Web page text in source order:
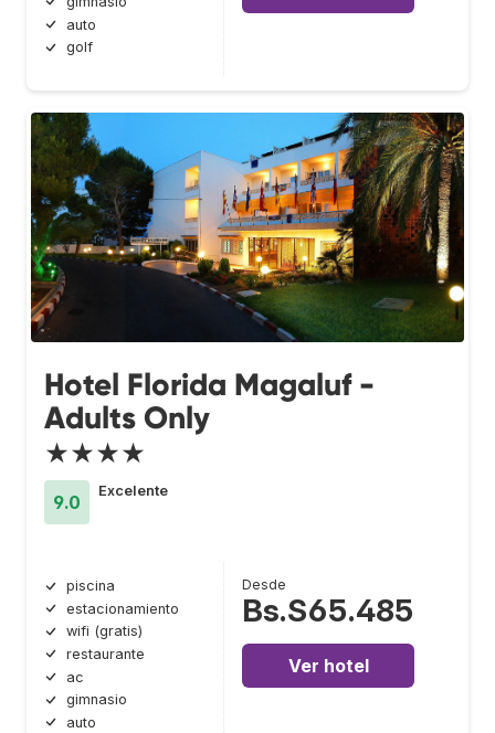
auto
golf
Hotel Florida Magaluf -
Adults Only
★★★★
9.0
Excelente
piscina
estacionamiento
wifi (gratis)
restaurante
ac
gimnasio
auto
Desde
Bs.S65.485
Ver hotel